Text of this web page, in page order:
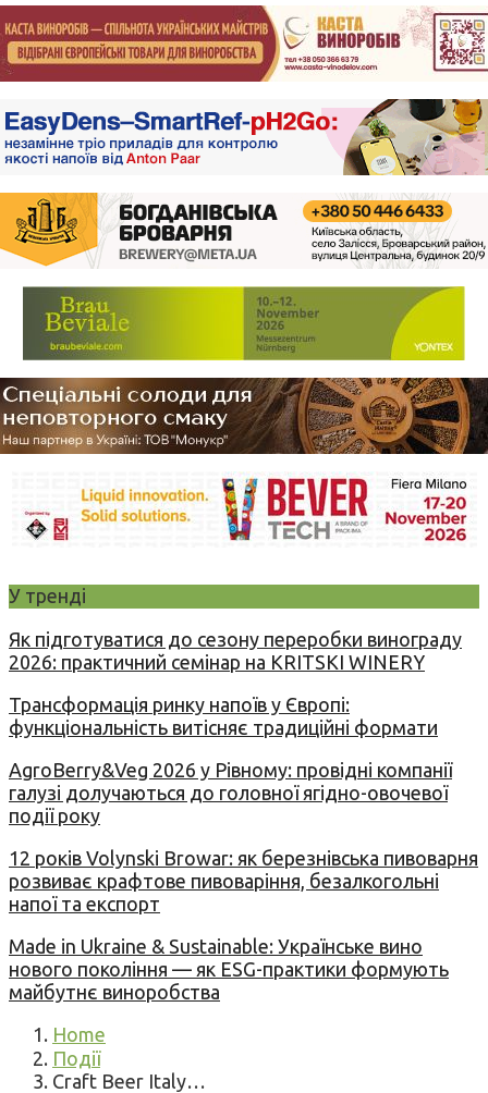
У тренді
Як підготуватися до сезону переробки винограду
2026: практичний семінар на KRITSKI WINERY
Трансформація ринку напоїв у Європі:
функціональність витісняє традиційні формати
AgroBerry&Veg 2026 у Рівному: провідні компанії
галузі долучаються до головної ягідно-овочевої
події року
12 років Volynski Browar: як березнівська пивоварня
розвиває крафтове пивоваріння, безалкогольні
напої та експорт
Made in Ukraine & Sustainable: Українське вино
нового покоління — як ESG-практики формують
майбутнє виноробства
Home
Події
Craft Beer Italy…